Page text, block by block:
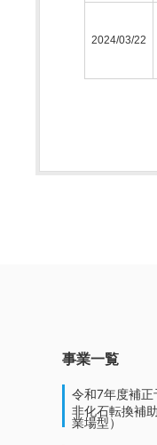
2024/03/22
事業一覧
令和7年度補正
非化石転換補
業場型）